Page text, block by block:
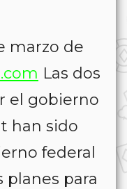
marzo de
Las dos
el gobierno
han sido
federal
planes para